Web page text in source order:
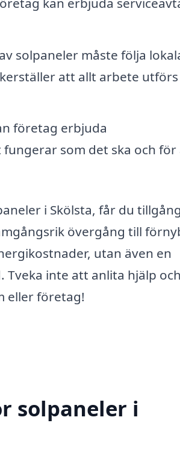
solpaneler måste följa
att allt arbete utförs
företag erbjuda
som det ska och
i Skölsta, får du
övergång till
utan även en
inte att anlita hjälp
eller företag!
solpaneler i